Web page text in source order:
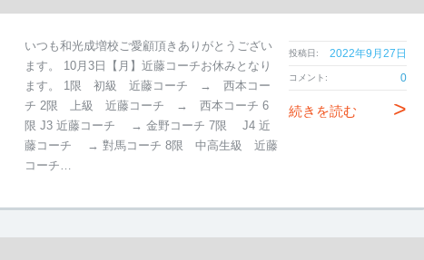
投稿日: 2022年9月27日
コメント: 0
続きを読む >
いつも和光成増校ご愛顧頂きありがとうござい
ます。 10月3日【月】近藤コーチお休みとなり
ます。 1限 初級 近藤コーチ → 西本コー
チ 2限 上級 近藤コーチ → 西本コーチ 6
限 J3 近藤コーチ → 金野コーチ 7限 J4 近
藤コーチ → 對馬コーチ 8限 中高生級 近藤
コーチ…